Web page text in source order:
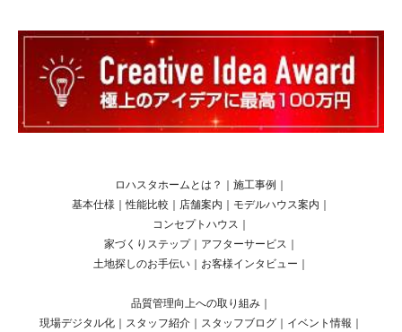
ロハスタホームとは？ 施工事例
基本仕様 ｜性能比較 店舗案内 モデルハウス案内
コンセプトハウス
家づくりステップ
アフターサービス
土地探しのお手伝い
お客様インタビュー
品質管理向上への取り組み
現場デジタル化
スタッフ紹介 スタッフブログ イベント情報